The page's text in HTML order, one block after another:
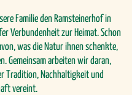
Familie den Ramsteinerhof in
Verbundenheit zur Heimat. Schon
was die Natur ihnen schenkte,
Gemeinsam arbeiten wir daran,
Tradition, Nachhaltigkeit und
vereint.